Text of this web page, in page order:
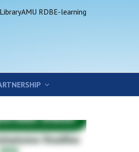
AMU RDBE-learning